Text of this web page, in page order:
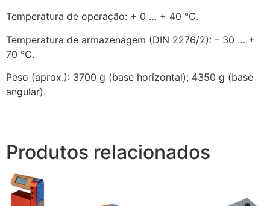
Temperatura de operação: + 0 … + 40 °C.
Temperatura de armazenagem (DIN 2276/2): – 30 … +
70 °C.
Peso (aprox.): 3700 g (base horizontal); 4350 g (base
angular).
Produtos relacionados